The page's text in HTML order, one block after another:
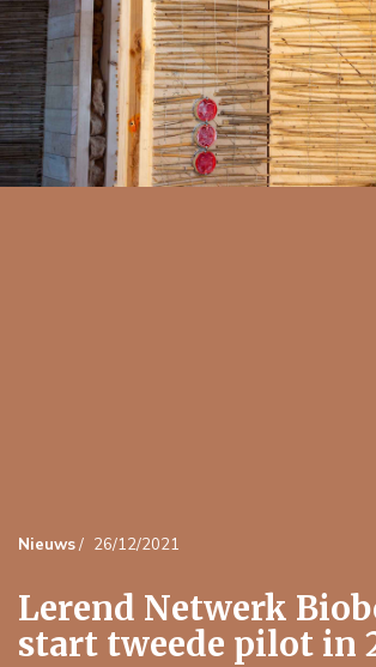
Nieuws/ 26/12/2021
Lerend Netwerk
start tweede pilot in